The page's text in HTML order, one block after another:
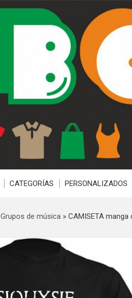
CATEGORÍAS PERSONALIZADOS
Grupos de música» CAMISETA manga